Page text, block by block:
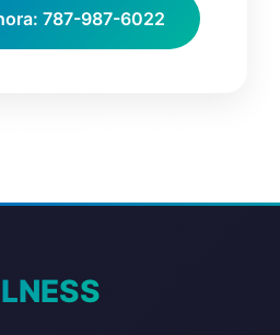
787-987-6022